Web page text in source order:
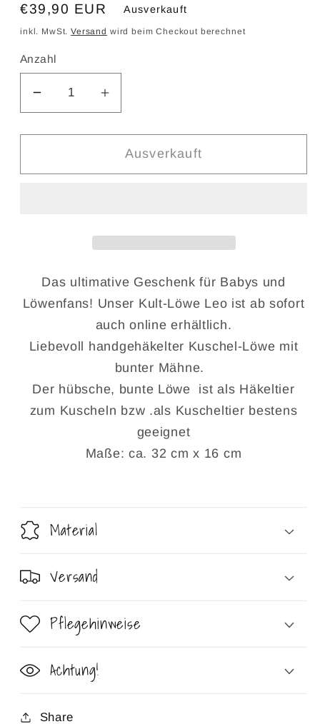
Normaler
Preis
€39,90 EUR Ausverkauft
inkl. MwSt.Versand wird beim Checkout berechnet
Anzahl
Verringere
die
Menge
Leo
Erhöhe
die
Menge
Leo
Ausverkauft
Das ultimative Geschenk für Babys und
Löwenfans! Unser Kult-Löwe Leo ist ab sofort
auch online erhältlich.
Liebevoll handgehäkelter Kuschel-Löwe mit
bunter Mähne.
Der hübsche, bunte Löwe ist als Häkeltier
zum Kuscheln bzw .als Kuscheltier bestens
geeignet
Maße: ca. 32 cm x 16 cm
Material
Versand
Pflegehinweise
Achtung!
Share